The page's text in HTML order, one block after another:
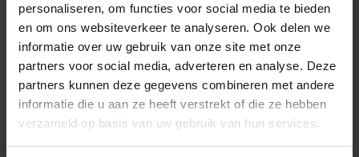
personaliseren, om functies voor social media te bieden
en om ons websiteverkeer te analyseren. Ook delen we
informatie over uw gebruik van onze site met onze
partners voor social media, adverteren en analyse. Deze
partners kunnen deze gegevens combineren met andere
informatie die u aan ze heeft verstrekt of die ze hebben
verzameld op basis van uw gebruik van hun services.